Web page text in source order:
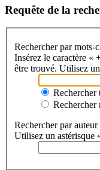
Requête de la
Rechercher par mots-
Insérez le caractère «
être trouvé. Utilisez
Rechercher
Rechercher
Rechercher par auteur
Utilisez un astérisque